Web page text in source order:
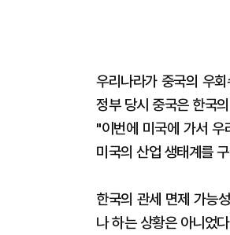
우리나라가 중국의 우
정부 당시 중국은 한국
"이번에 미국에 가서 우
미국의 산업 생태계를
한국의 관세 면제 가능
나 하는 상황은 아니었